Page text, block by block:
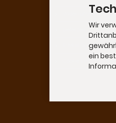
Widerrufsrecht &
E-Mail Signatur
Cookie
Wir
ein